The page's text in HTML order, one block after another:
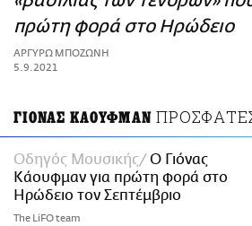
ΑΜΠΑ
PRINT
πρώτη φορά στο Ηρώδειο
ΑΡΓΥΡΩ ΜΠΟΖΩΝΗ
5.9.2021
ΓΙΟΝΑΣ ΚΑΟΥΦΜΑΝ
Οδηγός Μουσικής
Ο Γιόνας
Κάουφμαν για πρώτη φορά στο
Ηρώδειο τον Σεπτέμβριο
The LiFO team